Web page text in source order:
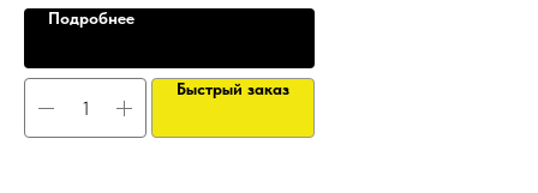
Подробнее
Быстрый заказ